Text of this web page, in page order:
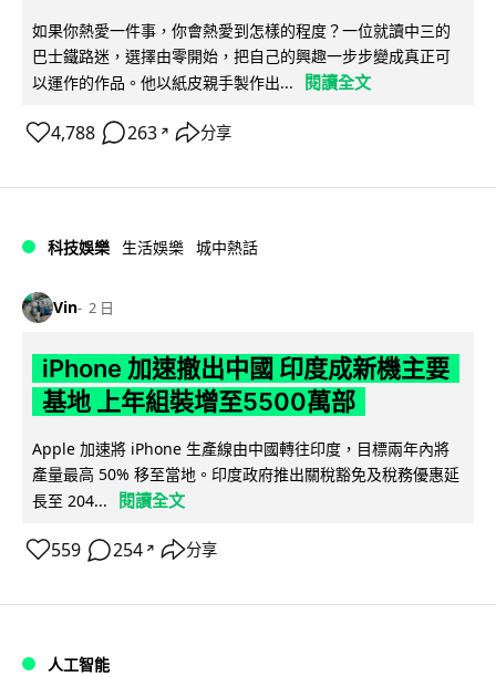
如果你熱愛一件事，你會熱愛到怎樣的程度？一位就讀中三的
巴士鐵路迷，選擇由零開始，把自己的興趣一步步變成真正可
以運作的作品。他以紙皮親手製作出...
閱讀全文
4,788 263 ↗ 分享
科技娛樂 生活娛樂 城中熱話
Vin 2 日
iPhone 加速撤出中國 印度成新機主要
基地 上年組裝增至5500萬部
Apple 加速將 iPhone 生產線由中國轉往印度，目標兩年內將
產量最高 50% 移至當地。印度政府推出關稅豁免及稅務優惠延
長至 204...
閱讀全文
559 254 ↗ 分享
人工智能